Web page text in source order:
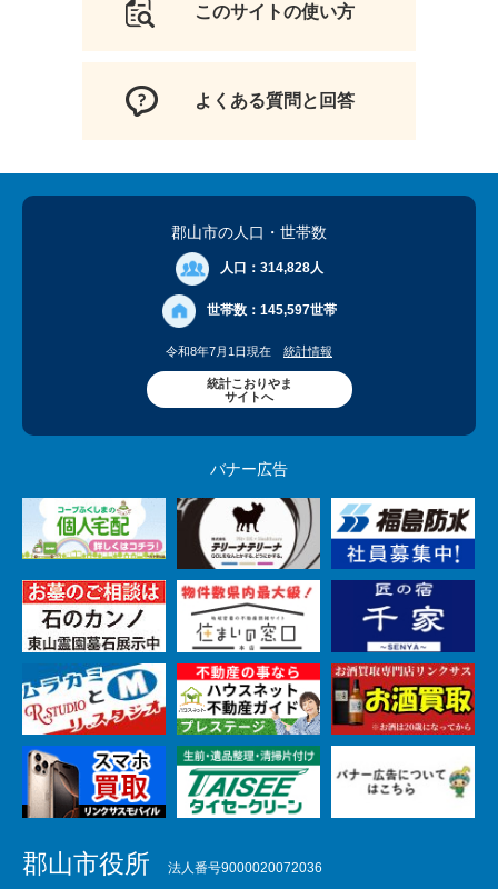
このサイトの使い方
よくある質問と回答
郡山市の人口 ・世帯数
人口： 314,828人
世帯数： 145,597世帯
令和8年7月1日現在 統計情報
統計こおりやま
サイトへ
バナー広告
郡山市役所 法人番号9000020072036